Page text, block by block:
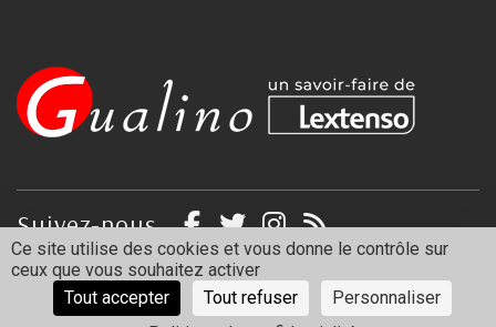
Suivez-nous
Mentions légales Politique de confidentialité
Ce site utilise des cookies et vous donne le contrôle sur
ceux que vous souhaitez activer
Tout accepter
Tout refuser
Personnaliser